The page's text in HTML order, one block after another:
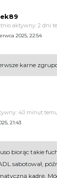
aktywny: 2 dni
2025, 22:54
karne
40 minut
21:43
biorąc takie
sabotował,
kadrę.